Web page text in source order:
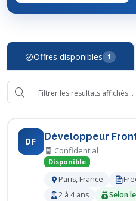
Offres disponibles 1
DF Développeur
Confidential
Disponible
Paris, France
2 à 4 ans
Selon